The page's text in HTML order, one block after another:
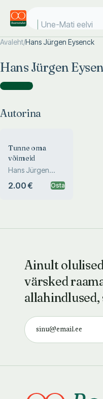
Une-Mati eelvii
Avaleht/Hans Jürgen Eysenck
Hans Jürgen
Autorina )
Autorina
Tunne oma
võimeid
Hans Jürgen
2.00 € Osta
Ainult
värsked
allahindlused,